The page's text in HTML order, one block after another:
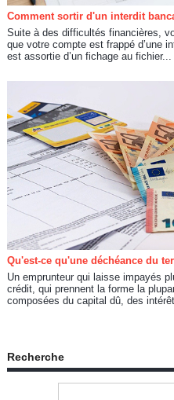
Comment sortir d'un interdit
Suite à des difficultés financières,
que votre compte est frappé d’une
est assortie d’un fichage au fichier...
Qu'est-ce qu'une déchéance du
Un emprunteur qui laisse impayés
crédit, qui prennent la forme la
composées du capital dû, des
Recherche